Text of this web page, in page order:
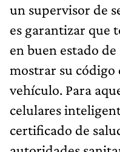
un supervisor de
es garantizar que
en buen estado
mostrar su código
vehículo. Para
celulares
certificado de